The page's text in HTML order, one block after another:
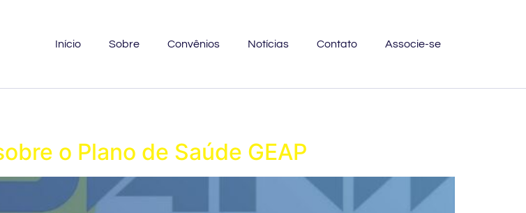
Início Sobre Convênios Notícias Contato Associe-se
o Plano de Saúde GEAP